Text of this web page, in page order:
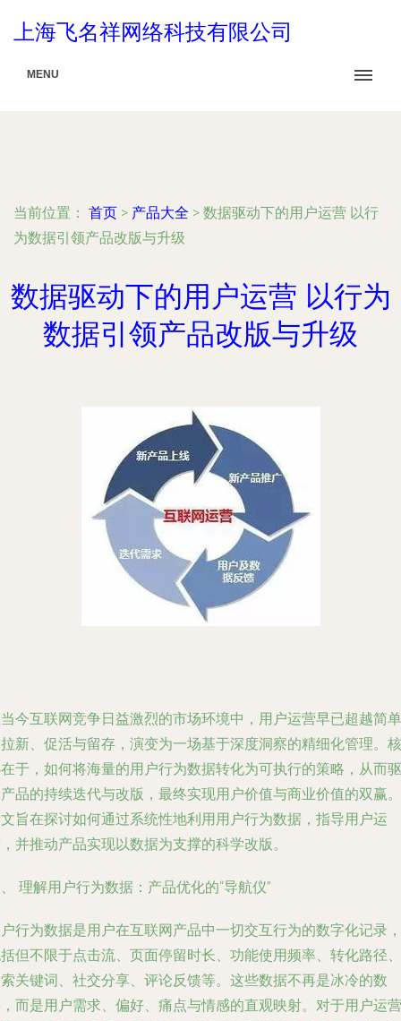
上海飞名祥网络科技有限公司
MENU
当前位置： 首页 > 产品大全 > 数据驱动下的用户运营 以行
为数据引领产品改版与升级
数据驱动下的用户运营 以行为
数据引领产品改版与升级
今互联网竞争日益激烈的市场环境中，用户运营早已超越简单
新、促活与留存，演变为一场基于深度洞察的精细化管理。核
于，如何将海量的用户行为数据转化为可执行的策略，从而驱
品的持续迭代与改版，最终实现用户价值与商业价值的双赢。
旨在探讨如何通过系统性地利用用户行为数据，指导用户运
并推动产品实现以数据为支撑的科学改版。
理解用户行为数据：产品优化的“导航仪”
行为数据是用户在互联网产品中一切交互行为的数字化记录，
但不限于点击流、页面停留时长、功能使用频率、转化路径、
关键词、社交分享、评论反馈等。这些数据不再是冰冷的数
而是用户需求、偏好、痛点与情感的直观映射。对于用户运营